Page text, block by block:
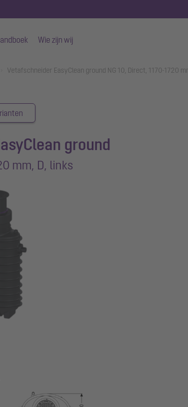
Wie zijn wij
Vetafschneider EasyClean ground NG 10, Direct, 1170-1720
ground
mm, D, links